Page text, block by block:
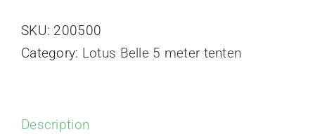
meter
Outback
SKU: 200500
Category: Lotus Belle 5 meter tenten
Description